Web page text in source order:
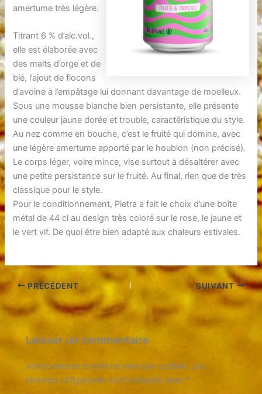
amertume très légère.
Titrant 6 % d’alc.vol.,
elle est élaborée avec
des malts d’orge et de
blé, l’ajout de flocons
d’avoine à l’empâtage lui donnant davantage de moelleux.
Sous une mousse blanche bien persistante, elle présente
une couleur jaune dorée et trouble, caractéristique du style.
Au nez comme en bouche, c’est le fruité qui domine, avec
une légère amertume apporté par le houblon (non précisé).
Le corps léger, voire mince, vise surtout à désaltérer avec
une petite persistance sur le fruité. Au final, rien que de très
classique pour le style.
Pour le conditionnement, Pietra a fait le choix d’une boîte
métal de 44 cl au design très coloré sur le rose, le jaune et
le vert vif. De quoi être bien adapté aux chaleurs estivales.
PRÉCÉDENT SUIVANT
Laisser un commentaire
Votre adresse e-mail ne sera pas publiée. Les
champs obligatoires sont indiqués avec *